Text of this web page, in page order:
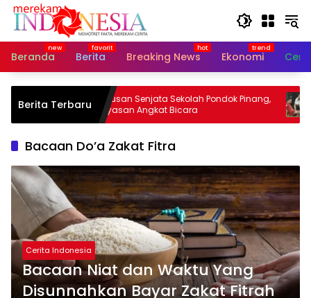
Langsung
Beranda
Berita Breaking News Ekonomi
Berita TerbaruRatusan Senjata Sekolah Pondok Pinang,
Yayasan Angkat Bicara
Hai
Bacaan Do’a Zakat Fitra
Cerita Indonesia
Bacaan Niat dan Waktu Yang
Disunnahkan Bayar Zakat Fitrah